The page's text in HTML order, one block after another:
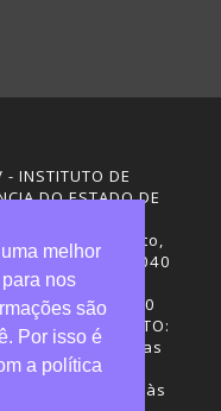
- INSTITUTO DE
DO ESTADO DE
de Ouro Preto,
- CEP: 88020-040
- SC
(48) 3665-4600
FUNCIONAMENTO:
Atendimento: das
às 18h
7h30 às
melhor
nos
são
Por isso é
a política